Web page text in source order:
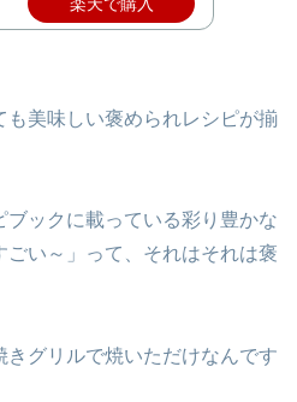
も美味しい褒められレシピが揃
ブックに載っている彩り豊かな
い～」って、それはそれは褒
グリルで焼いただけなんです